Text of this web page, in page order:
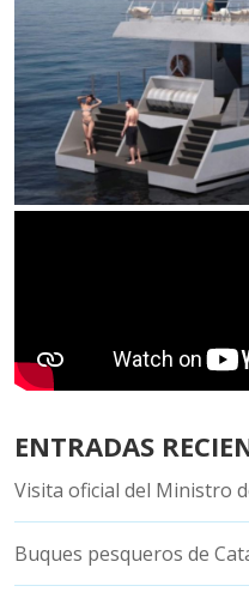
ENTRADAS
Visita oficial del Ministro
Buques pesqueros de